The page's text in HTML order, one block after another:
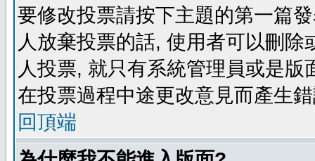
要修改投票請按下主題的第一篇
人放棄投票的話, 使用者可以刪
人投票, 就只有系統管理員或是
在投票過程中途更改意見而產生
回頂端